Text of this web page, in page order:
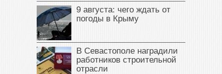
9 августа: чего ждать от
погоды в Крыму
В Севастополе наградили
работников строительной
отрасли